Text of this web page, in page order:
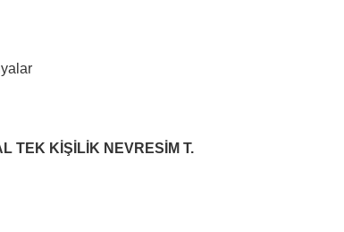
TEK KİŞİLİK NEVRESİM T.